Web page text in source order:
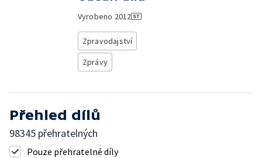
Vyrobeno 2012
Zpravodajství
Zprávy
Přehled dílů
98345 přehratelných
Pouze přehratelné díly